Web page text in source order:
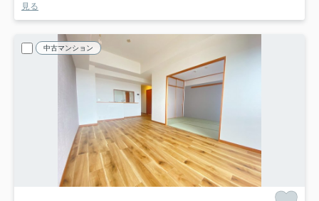
見る
中古マンション